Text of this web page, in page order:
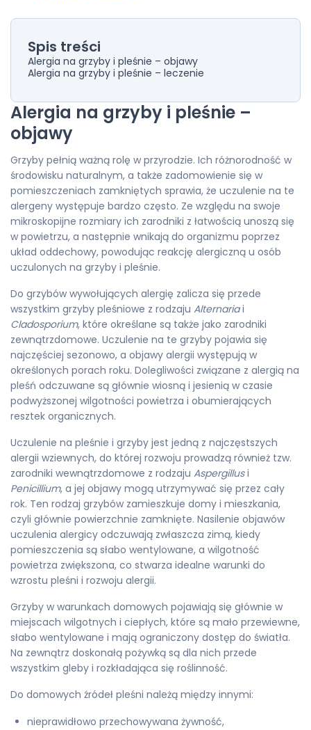
Spis treści
Alergia na grzyby i pleśnie – objawy
Alergia na grzyby i pleśnie – leczenie
Alergia na grzyby i pleśnie –
objawy
Grzyby pełnią ważną rolę w przyrodzie. Ich różnorodność w
środowisku naturalnym, a także zadomowienie się w
pomieszczeniach zamkniętych sprawia, że uczulenie na te
alergeny występuje bardzo często. Ze względu na swoje
mikroskopijne rozmiary ich zarodniki z łatwością unoszą się
w powietrzu, a następnie wnikają do organizmu poprzez
układ oddechowy, powodując reakcję alergiczną u osób
uczulonych na grzyby i pleśnie.
Do grzybów wywołujących alergię zalicza się przede
wszystkim grzyby pleśniowe z rodzaju Alternariai
Cladosporium, które określane są także jako zarodniki
zewnątrzdomowe. Uczulenie na te grzyby pojawia się
najczęściej sezonowo, a objawy alergii występują w
określonych porach roku. Dolegliwości związane z alergią na
pleśń odczuwane są głównie wiosną i jesienią w czasie
podwyższonej wilgotności powietrza i obumierających
resztek organicznych.
Uczulenie na pleśnie i grzyby jest jedną z najczęstszych
alergii wziewnych, do której rozwoju prowadzą również tzw.
zarodniki wewnątrzdomowe z rodzaju Aspergillusi
Penicillium, a jej objawy mogą utrzymywać się przez cały
rok. Ten rodzaj grzybów zamieszkuje domy i mieszkania,
czyli głównie powierzchnie zamknięte. Nasilenie objawów
uczulenia alergicy odczuwają zwłaszcza zimą, kiedy
pomieszczenia są słabo wentylowane, a wilgotność
powietrza zwiększona, co stwarza idealne warunki do
wzrostu pleśni i rozwoju alergii.
Grzyby w warunkach domowych pojawiają się głównie w
miejscach wilgotnych i ciepłych, które są mało przewiewne,
słabo wentylowane i mają ograniczony dostęp do światła.
Na zewnątrz doskonałą pożywką są dla nich przede
wszystkim gleby i rozkładająca się roślinność.
Do domowych źródeł pleśni należą między innymi:
nieprawidłowo przechowywana żywność,